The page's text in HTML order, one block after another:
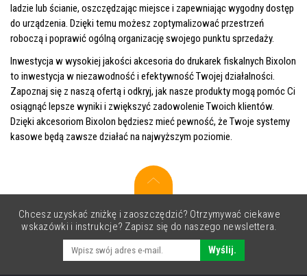
ladzie lub ścianie, oszczędzając miejsce i zapewniając wygodny dostęp
do urządzenia. Dzięki temu możesz zoptymalizować przestrzeń
roboczą i poprawić ogólną organizację swojego punktu sprzedaży.
Inwestycja w wysokiej jakości akcesoria do drukarek fiskalnych Bixolon
to inwestycja w niezawodność i efektywność Twojej działalności.
Zapoznaj się z naszą ofertą i odkryj, jak nasze produkty mogą pomóc Ci
osiągnąć lepsze wyniki i zwiększyć zadowolenie Twoich klientów.
Dzięki akcesoriom Bixolon będziesz mieć pewność, że Twoje systemy
kasowe będą zawsze działać na najwyższym poziomie.
Chcesz uzyskać zniżkę i zaoszczędzić? Otrzymywać ciekawe
wskazówki i instrukcje? Zapisz się do naszego newslettera.
Wyślij.